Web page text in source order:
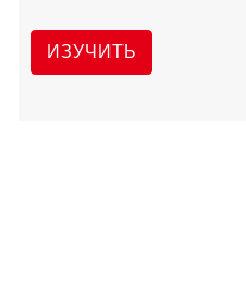
ИЗУЧИТЬ